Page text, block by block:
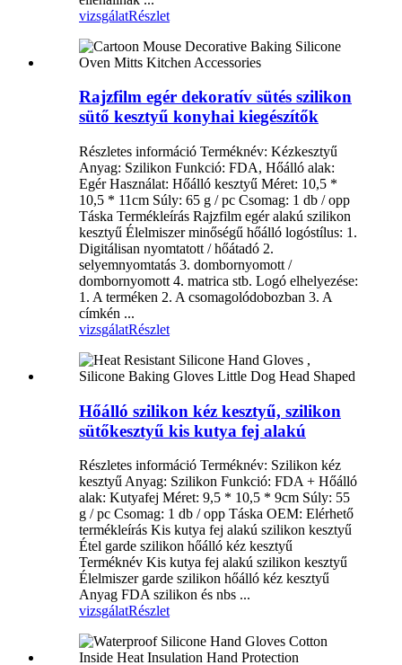
vizsgálatRészlet
Rajzfilm egér dekoratív sütés szilikon
sütő kesztyű konyhai kiegészítők
Részletes információ Terméknév: Kézkesztyű
Anyag: Szilikon Funkció: FDA, Hőálló alak:
Egér Használat: Hőálló kesztyű Méret: 10,5 *
10,5 * 11cm Súly: 65 g / pc Csomag: 1 db / opp
Táska Termékleírás Rajzfilm egér alakú szilikon
kesztyű Élelmiszer minőségű hőálló logóstílus: 1.
Digitálisan nyomtatott / hőátadó 2.
selyemnyomtatás 3. dombornyomott /
dombornyomott 4. matrica stb. Logó elhelyezése:
1. A terméken 2. A csomagolódobozban 3. A
címkén ...
vizsgálatRészlet
Hőálló szilikon kéz kesztyű, szilikon
sütőkesztyű kis kutya fej alakú
Részletes információ Terméknév: Szilikon kéz
kesztyű Anyag: Szilikon Funkció: FDA + Hőálló
alak: Kutyafej Méret: 9,5 * 10,5 * 9cm Súly: 55
g / pc Csomag: 1 db / opp Táska OEM: Elérhető
termékleírás Kis kutya fej alakú szilikon kesztyű
Étel garde szilikon hőálló kéz kesztyű
Terméknév Kis kutya fej alakú szilikon kesztyű
Élelmiszer garde szilikon hőálló kéz kesztyű
Anyag FDA szilikon és nbs ...
vizsgálatRészlet